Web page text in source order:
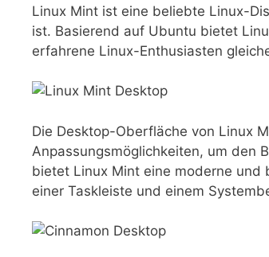
Linux Mint ist eine beliebte Linux-
ist. Basierend auf Ubuntu bietet
erfahrene Linux-Enthusiasten
Die Desktop-Oberfläche von Linux
Anpassungsmöglichkeiten, um den
bietet Linux Mint eine moderne
einer Taskleiste und einem